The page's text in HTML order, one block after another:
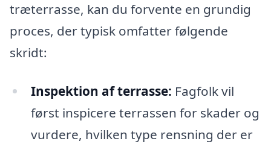
træterrasse, kan du forvente en grundig
proces, der typisk omfatter følgende
skridt:
Inspektion af terrasse: Fagfolk vil
først inspicere terrassen for skader og
vurdere, hvilken type rensning der er